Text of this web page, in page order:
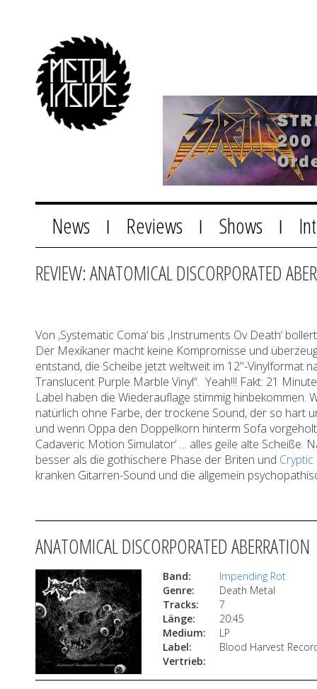
News Reviews Shows
REVIEW: ANATOMICAL DISCORPORATED
Von ,Systematic Coma‘ bis ,Instruments Ov Death‘
Der Mexikaner macht keine Kompromisse und
entstand, die Scheibe jetzt weltweit im 12"-Vinylformat
Translucent Purple Marble Vinyl“. Yeah!!! Fakt: 21
Label haben die Wiederauflage stimmig
natürlich ohne Farbe, der trockene Sound, der so hart
und wenn Oppa den Doppelkorn hinterm Sofa
Cadaveric Motion Simulator‘ … alles geile alte
besser als die gothischere Phase der Briten und
kranken Gitarren-Sound und die allgemein
ANATOMICAL DISCORPORATED ABERRATION
Band:
Impending Rot
Genre:
Death Metal
Tracks:
7
Länge:
20:45
Medium:
LP
Label:
Blood Harvest
Vertrieb: